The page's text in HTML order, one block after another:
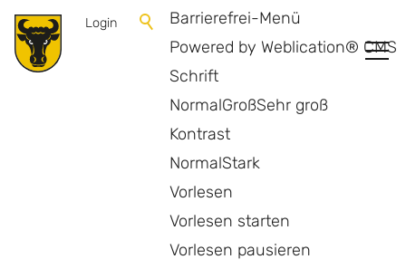
Barrierefrei-Menü
Powered by Weblication® CMS
Schrift
NormalGroßSehr groß
Kontrast
NormalStark
Vorlesen
Vorlesen starten
Vorlesen pausieren
Login